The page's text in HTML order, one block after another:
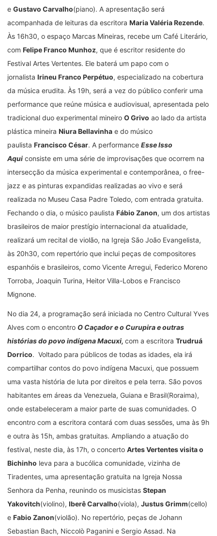
e Gustavo Carvalho(piano). A apresentação será
acompanhada de leituras da escritora Maria Valéria Rezende.
Às 16h30, o espaço Marcas Mineiras, recebe um Café Literário,
com Felipe Franco Munhoz, que é escritor residente do
Festival Artes Vertentes. Ele baterá um papo com o
jornalista Irineu Franco Perpétuo, especializado na cobertura
da música erudita. Às 19h, será a vez do público conferir uma
performance que reúne música e audiovisual, apresentada pelo
tradicional duo experimental mineiro O Grivo ao lado da artista
plástica mineira Niura Bellavinha e do músico
paulista Francisco César. A performance Esse Isso
Aqui consiste em uma série de improvisações que ocorrem na
intersecção da música experimental e contemporânea, o free-
jazz e as pinturas expandidas realizadas ao vivo e será
realizada no Museu Casa Padre Toledo, com entrada gratuita.
Fechando o dia, o músico paulista Fábio Zanon, um dos artistas
brasileiros de maior prestígio internacional da atualidade,
realizará um recital de violão, na Igreja São João Evangelista,
às 20h30, com repertório que inclui peças de compositores
espanhóis e brasileiros, como Vicente Arregui, Federico Moreno
Torroba, Joaquin Turina, Heitor Villa-Lobos e Francisco
Mignone.
No dia 24, a programação será iniciada no Centro Cultural Yves
Alves com o encontro O Caçador e o Curupira e outras
histórias do povo indígena Macuxi, com a escritora Trudruá
Dorrico. Voltado para públicos de todas as idades, ela irá
compartilhar contos do povo indígena Macuxi, que possuem
uma vasta história de luta por direitos e pela terra. São povos
habitantes em áreas da Venezuela, Guiana e Brasil(Roraima),
onde estabeleceram a maior parte de suas comunidades. O
encontro com a escritora contará com duas sessões, uma às 9h
e outra às 15h, ambas gratuitas. Ampliando a atuação do
festival, neste dia, às 17h, o concerto Artes Vertentes visita o
Bichinho leva para a bucólica comunidade, vizinha de
Tiradentes, uma apresentação gratuita na Igreja Nossa
Senhora da Penha, reunindo os musicistas Stepan
Yakovitch(violino), Iberê Carvalho(viola), Justus Grimm(cello)
e Fabio Zanon(violão). No repertório, peças de Johann
Sebastian Bach, Niccolò Paganini e Sergio Assad. Na